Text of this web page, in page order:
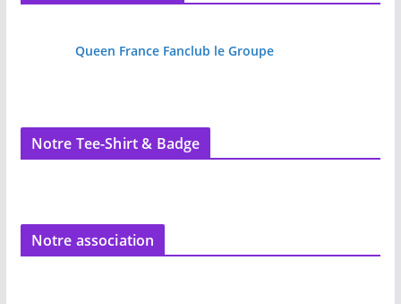
Queen France Fanclub le Groupe
Notre Tee-Shirt & Badge
Notre association